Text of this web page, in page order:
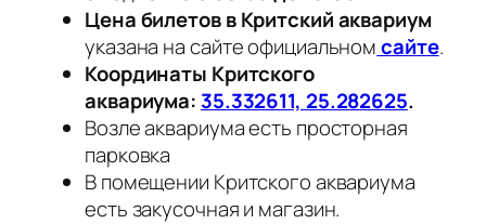
Цена билетов в Критский аквариум
указана на сайте официальномсайте.
Координаты Критского
аквариума: 35.332611, 25.282625.
Возле аквариума есть просторная
парковка
В помещении Критского аквариума
есть закусочная и магазин.